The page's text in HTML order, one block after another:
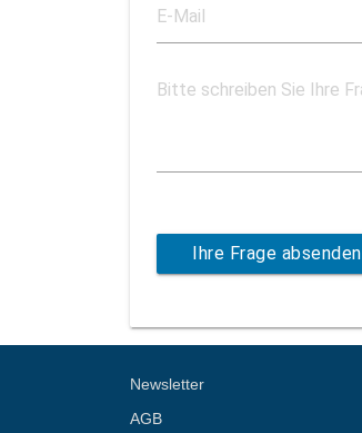
Ihre Frage absenden
Newsletter
AGB